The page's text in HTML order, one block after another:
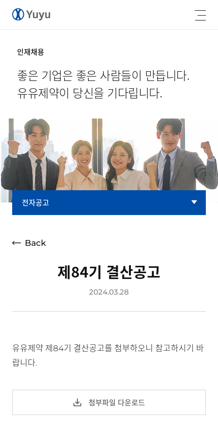
인재채용
좋은 기업은 좋은 사람들이 만듭니다.
유유제약이 당신을 기다립니다.
전자공고
손익계산서
Back
제84기 결산공고
2024.03.28
유유제약 제84기 결산공고를 첨부하오니 참고하시기 바
랍니다.
첨부파일 다운로드